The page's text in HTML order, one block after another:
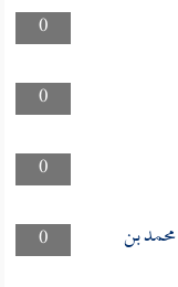
0
0
0
0
بن